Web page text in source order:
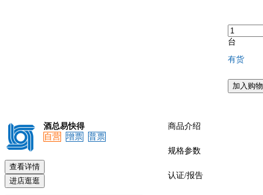
预览
台
有货
加入购
酒总易快得
自营
增票 普票
查看详情
进店逛逛
商品介绍
规格参数
认证/报告